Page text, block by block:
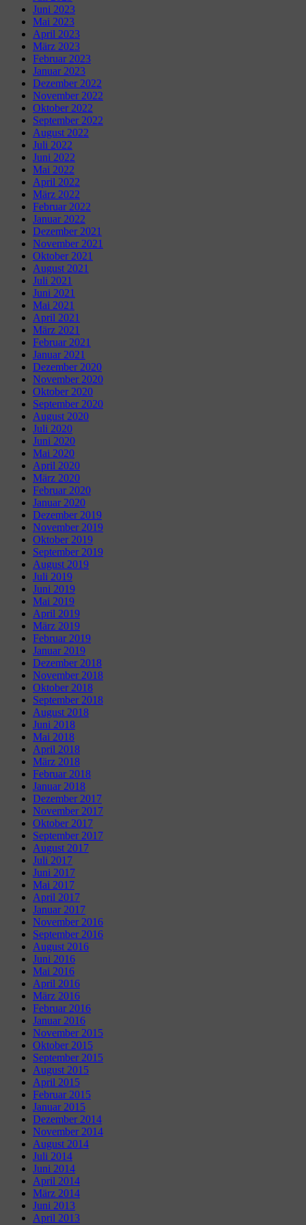
Juni 2023
Mai 2023
April 2023
März 2023
Februar 2023
Januar 2023
Dezember 2022
November 2022
Oktober 2022
September 2022
August 2022
Juli 2022
Juni 2022
Mai 2022
April 2022
März 2022
Februar 2022
Januar 2022
Dezember 2021
November 2021
Oktober 2021
August 2021
Juli 2021
Juni 2021
Mai 2021
April 2021
März 2021
Februar 2021
Januar 2021
Dezember 2020
November 2020
Oktober 2020
September 2020
August 2020
Juli 2020
Juni 2020
Mai 2020
April 2020
März 2020
Februar 2020
Januar 2020
Dezember 2019
November 2019
Oktober 2019
September 2019
August 2019
Juli 2019
Juni 2019
Mai 2019
April 2019
März 2019
Februar 2019
Januar 2019
Dezember 2018
November 2018
Oktober 2018
September 2018
August 2018
Juni 2018
Mai 2018
April 2018
März 2018
Februar 2018
Januar 2018
Dezember 2017
November 2017
Oktober 2017
September 2017
August 2017
Juli 2017
Juni 2017
Mai 2017
April 2017
Januar 2017
November 2016
September 2016
August 2016
Juni 2016
Mai 2016
April 2016
März 2016
Februar 2016
Januar 2016
November 2015
Oktober 2015
September 2015
August 2015
April 2015
Februar 2015
Januar 2015
Dezember 2014
November 2014
August 2014
Juli 2014
Juni 2014
April 2014
März 2014
Juni 2013
April 2013